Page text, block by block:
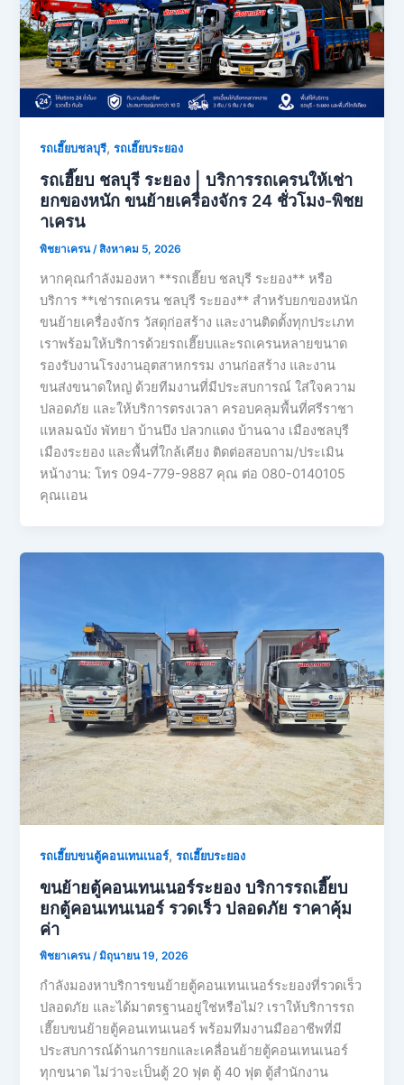
รถเฮี๊ยบชลบุรี,รถเฮี๊ยบระยอง
รถเฮี๊ยบ ชลบุรี ระยอง | บริการรถเครนให้เช่า
ยกของหนัก ขนย้ายเครื่องจักร 24 ชั่วโมง-พิชย
าเครน
พิชยาเครน /สิงหาคม 5, 2026
หากคุณกำลังมองหา **รถเฮี๊ยบ ชลบุรี ระยอง** หรือ
บริการ **เช่ารถเครน ชลบุรี ระยอง** สำหรับยกของหนัก
ขนย้ายเครื่องจักร วัสดุก่อสร้าง และงานติดตั้งทุกประเภท
เราพร้อมให้บริการด้วยรถเฮี๊ยบและรถเครนหลายขนาด
รองรับงานโรงงานอุตสาหกรรม งานก่อสร้าง และงาน
ขนส่งขนาดใหญ่ ด้วยทีมงานที่มีประสบการณ์ ใส่ใจความ
ปลอดภัย และให้บริการตรงเวลา ครอบคลุมพื้นที่ศรีราชา
แหลมฉบัง พัทยา บ้านบึง ปลวกแดง บ้านฉาง เมืองชลบุรี
เมืองระยอง และพื้นที่ใกล้เคียง ติดต่อสอบถาม/ประเมิน
หน้างาน: โทร 094-779-9887 คุณ ต่อ 080-0140105
คุณเเอน
รถเฮี๊ยบขนตู้คอนเทนเนอร์,รถเฮี๊ยบระยอง
ขนย้ายตู้คอนเทนเนอร์ระยอง บริการรถเฮี๊ยบ
ยกตู้คอนเทนเนอร์ รวดเร็ว ปลอดภัย ราคาคุ้ม
ค่า
พิชยาเครน/มิถุนายน 19, 2026
กำลังมองหาบริการขนย้ายตู้คอนเทนเนอร์ระยองที่รวดเร็ว
ปลอดภัย และได้มาตรฐานอยู่ใช่หรือไม่? เราให้บริการรถ
เฮี๊ยบขนย้ายตู้คอนเทนเนอร์ พร้อมทีมงานมืออาชีพที่มี
ประสบการณ์ด้านการยกและเคลื่อนย้ายตู้คอนเทนเนอร์
ทุกขนาด ไม่ว่าจะเป็นตู้ 20 ฟุต ตู้ 40 ฟุต ตู้สำนักงาน